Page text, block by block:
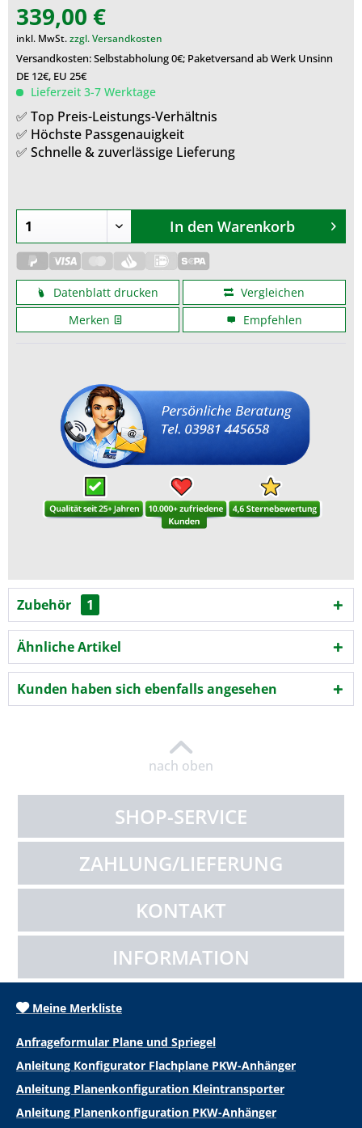
339,00 €
inkl. MwSt.zzgl. Versandkosten
Versandkosten: Selbstabholung 0€; Paketversand ab Werk Unsinn
DE 12€, EU 25€
Lieferzeit 3-7 Werktage
✅ Top Preis-Leistungs-Verhältnis
✅ Höchste Passgenauigkeit
✅ Schnelle & zuverlässige Lieferung
In den Warenkorb
Datenblatt drucken
Vergleichen
Merken
Empfehlen
Zubehör 1
Ähnliche Artikel
Kunden haben sich ebenfalls angesehen
nach oben
SHOP-SERVICE
ZAHLUNG/LIEFERUNG
KONTAKT
INFORMATION
Meine Merkliste
Anfrageformular Plane und Spriegel
Anleitung Konfigurator Flachplane PKW-Anhänger
Anleitung Planenkonfiguration Kleintransporter
Anleitung Planenkonfiguration PKW-Anhänger